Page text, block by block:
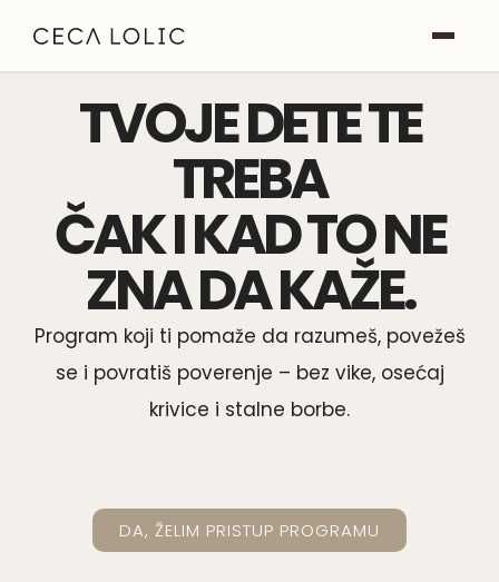
Roditeljstvo
O meni
TVOJE DETE TE
TREBA
ČAK I KAD TO NE
ZNA DA KAŽE.
Program koji ti pomaže da razumeš, povežeš
se i povratiš poverenje – bez vike, osećaj
krivice i stalne borbe.
DA, ŽELIM PRISTUP PROGRAMU